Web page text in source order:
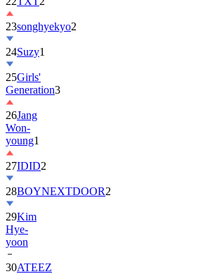
23songhyekyo2
24Suzy1
25Girls'
Generation3
26Jang
Won-
young1
27IDID2
28BOYNEXTDOOR2
29Kim
Hye-
yoon
30ATEEZ